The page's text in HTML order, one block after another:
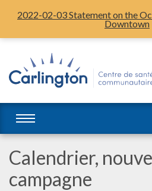
2022-02-03 Statement on the
Downtown
Calendrier,
campagne